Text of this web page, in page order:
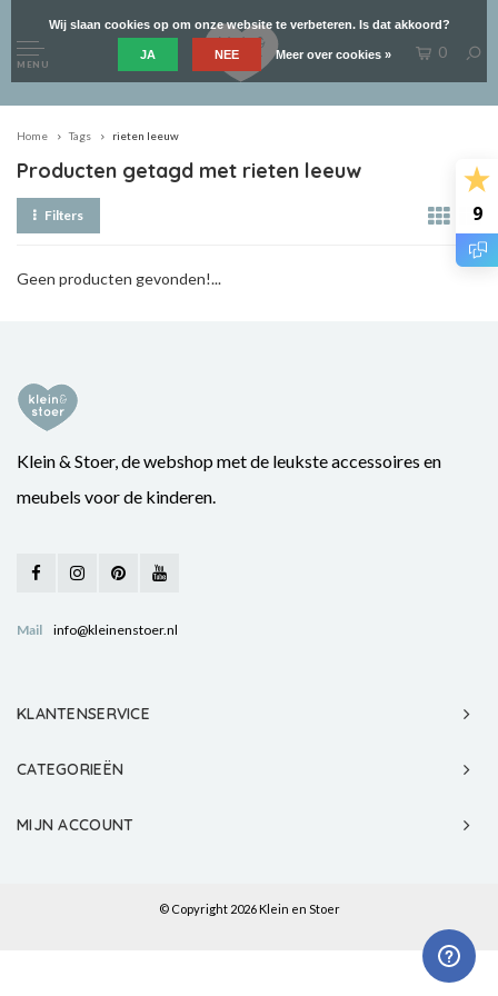
9
MENU
0
Home Tags rieten leeuw
Producten getagd met rieten leeuw
Filters
Geen producten gevonden!...
Klein & Stoer, de webshop met de leukste accessoires en
meubels voor de kinderen.
Mail info@kleinenstoer.nl
KLANTENSERVICE
CATEGORIEËN
MIJN ACCOUNT
© Copyright 2026 Klein en Stoer
Wij slaan cookies op om onze website te verbeteren. Is dat akkoord?
JA NEE Meer over cookies »